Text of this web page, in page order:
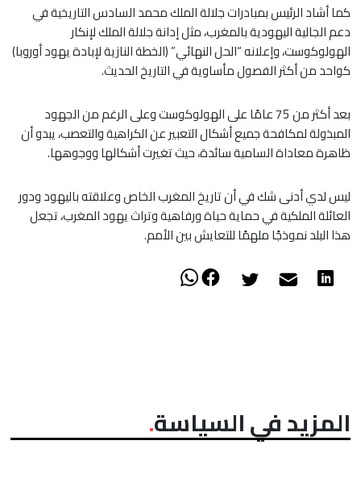
كما أشاد الرئيس بمبادرات جلالة الملك محمد السادس التاريخية في
دعم الجالية اليهودية بالمغرب، مثل إدانة جلالة الملك لإنكار
الهولوكوست، وإعلانه “الحل النهائي” (الخطة النازية لإبادة يهود أوروبا)
كواحد من أكثر الفصول مأساوية في التاريخ الحديث.
بعد أكثر من 75 عامًا على الهولوكوست وعلى الرغم من الجهود
المبذولة لمكافحة جميع أشكال التعبير عن الكراهية والتعصب، يبدو أن
ظاهرة معاداة السامية سائدة، حيث تغيرت أشكالها ووجوهها.
ليس لدي أدنى شك في أن تاريخ المغرب الخاص وعلاقته باليهود ودور
العائلة الملكية في حماية حياة ورفاهية وتراث يهود المغرب، تجعل
هذا البلد نموذجًا ملهمًا للتعايش بين الأمم.
المزيد في السياسة